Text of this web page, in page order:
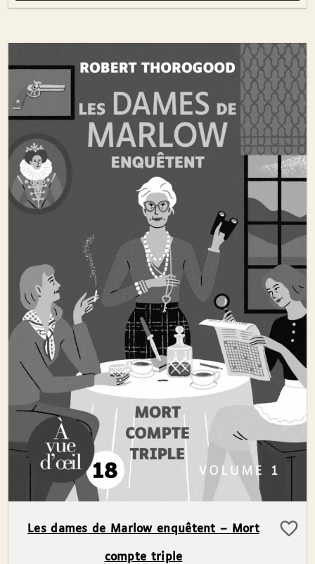
Les dames de Marlow enquêtent – Mort
compte triple